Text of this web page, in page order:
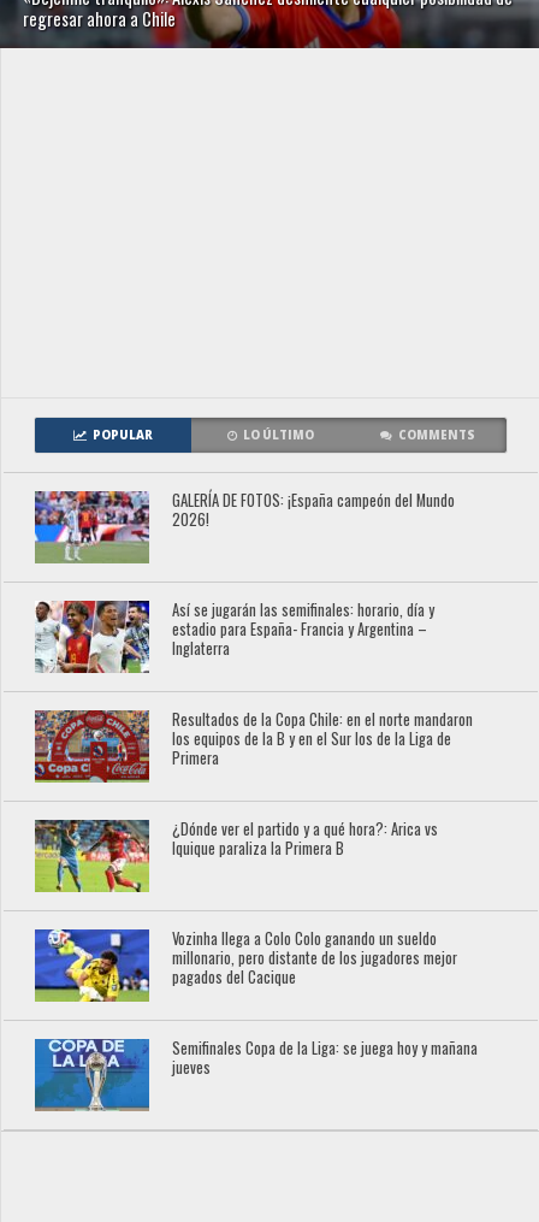
regresar ahora a Chile
POPULAR LO ÚLTIMO COMMENTS
GALERÍA DE FOTOS: ¡España campeón del Mundo
2026!
Así se jugarán las semifinales: horario, día y
estadio para España- Francia y Argentina –
Inglaterra
Resultados de la Copa Chile: en el norte mandaron
los equipos de la B y en el Sur los de la Liga de
Primera
¿Dónde ver el partido y a qué hora?: Arica vs
Iquique paraliza la Primera B
Vozinha llega a Colo Colo ganando un sueldo
millonario, pero distante de los jugadores mejor
pagados del Cacique
Semifinales Copa de la Liga: se juega hoy y mañana
jueves